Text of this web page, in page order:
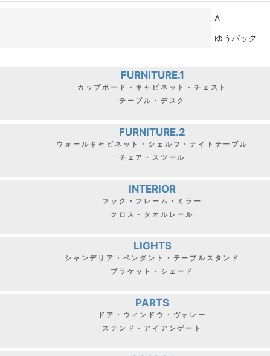
A
ゆうパック
FURNITURE.1
カップボード・キャビネット・チェスト
テーブル・デスク
FURNITURE.2
ウォールキャビネット・シェルフ・ナイトテーブル
チェア・スツール
INTERIOR
フック・フレーム・ミラー
クロス・タオルレール
LIGHTS
シャンデリア・ペンダント・テーブルスタンド
ブラケット・シェード
PARTS
ドア・ウィンドウ・ヴォレー
ステンド・アイアンゲート